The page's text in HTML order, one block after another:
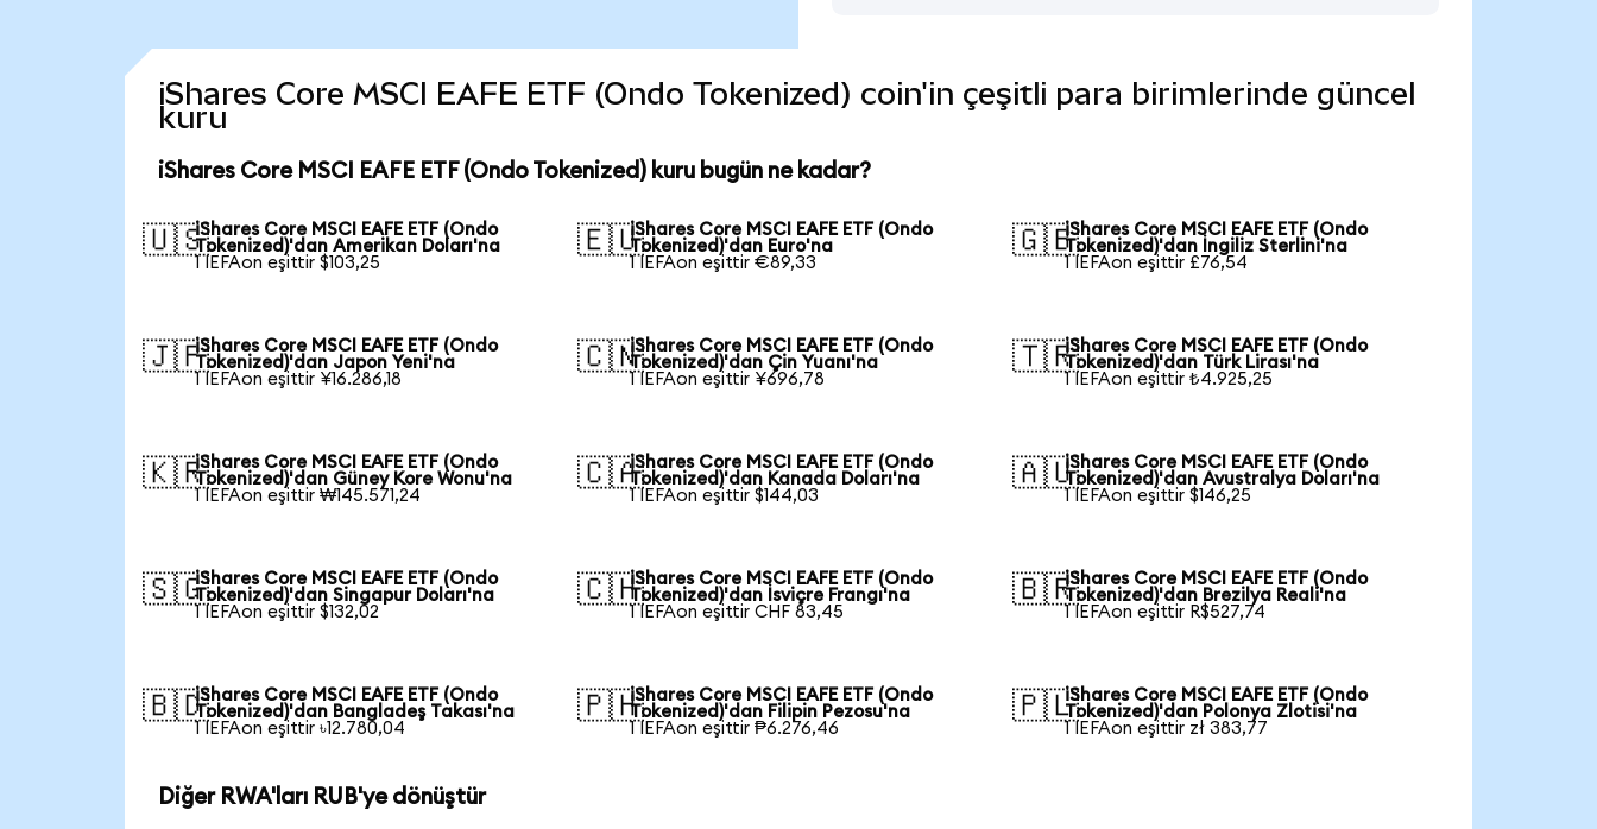
iShares Core MSCI EAFE ETF (Ondo Tokenized) coin'in çeşitli para birimlerinde güncel
kuru
iShares Core MSCI EAFE ETF (Ondo Tokenized) kuru bugün ne kadar?
🇺🇸iShares Core MSCI EAFE ETF (Ondo
Tokenized)'dan Amerikan Doları'na
1 IEFAon eşittir $103,25
🇪🇺iShares Core MSCI EAFE ETF (Ondo
Tokenized)'dan Euro'na
1 IEFAon eşittir €89,33
🇬🇧iShares Core MSCI EAFE ETF (Ondo
Tokenized)'dan İngiliz Sterlini'na
1 IEFAon eşittir £76,54
🇯🇵iShares Core MSCI EAFE ETF (Ondo
Tokenized)'dan Japon Yeni'na
1 IEFAon eşittir ¥16.286,18
🇨🇳iShares Core MSCI EAFE ETF (Ondo
Tokenized)'dan Çin Yuanı'na
1 IEFAon eşittir ¥696,78
🇹🇷iShares Core MSCI EAFE ETF (Ondo
Tokenized)'dan Türk Lirası'na
1 IEFAon eşittir ₺4.925,25
🇰🇷iShares Core MSCI EAFE ETF (Ondo
Tokenized)'dan Güney Kore Wonu'na
1 IEFAon eşittir ₩145.571,24
🇨🇦iShares Core MSCI EAFE ETF (Ondo
Tokenized)'dan Kanada Doları'na
1 IEFAon eşittir $144,03
🇦🇺iShares Core MSCI EAFE ETF (Ondo
Tokenized)'dan Avustralya Doları'na
1 IEFAon eşittir $146,25
🇸🇬iShares Core MSCI EAFE ETF (Ondo
Tokenized)'dan Singapur Doları'na
1 IEFAon eşittir $132,02
🇨🇭iShares Core MSCI EAFE ETF (Ondo
Tokenized)'dan İsviçre Frangı'na
1 IEFAon eşittir CHF 83,45
🇧🇷iShares Core MSCI EAFE ETF (Ondo
Tokenized)'dan Brezilya Reali'na
1 IEFAon eşittir R$527,74
🇧🇩iShares Core MSCI EAFE ETF (Ondo
Tokenized)'dan Bangladeş Takası'na
1 IEFAon eşittir ৳12.780,04
🇵🇭iShares Core MSCI EAFE ETF (Ondo
Tokenized)'dan Filipin Pezosu'na
1 IEFAon eşittir ₱6.276,46
🇵🇱iShares Core MSCI EAFE ETF (Ondo
Tokenized)'dan Polonya Zlotisi'na
1 IEFAon eşittir zł 383,77
Diğer RWA'ları RUB'ye dönüştür